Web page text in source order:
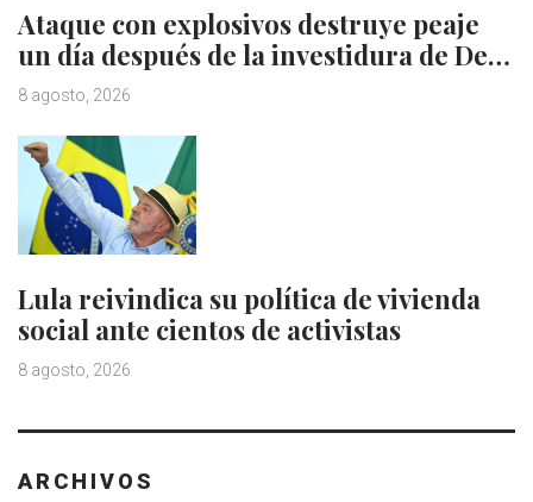
Ataque con explosivos destruye peaje
un día después de la investidura de De…
8 agosto, 2026
Lula reivindica su política de vivienda
social ante cientos de activistas
8 agosto, 2026
ARCHIVOS